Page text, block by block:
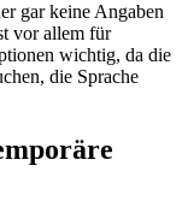
gar keine Angaben
vor allem für
wichtig, da die
die Sprache